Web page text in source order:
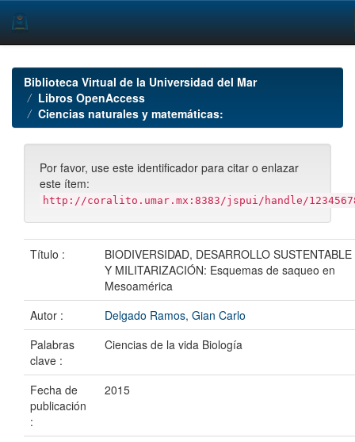
navigationBiblioteca Virtual de la Universidad del Mar
Libros OpenAccess
Ciencias naturales y matemáticas:
Por favor, use este identificador para citar o enlazar
este ítem:
http://coralito.umar.mx:8383/jspui/handle/
Título :
BIODIVERSIDAD, DESARROLLO SUSTENTABLE
Y MILITARIZACIÓN: Esquemas de saqueo en
Mesoamérica
Autor :
Delgado Ramos, Gian Carlo
Palabras
clave :
Ciencias de la vida Biología
Fecha de
publicación
:
2015